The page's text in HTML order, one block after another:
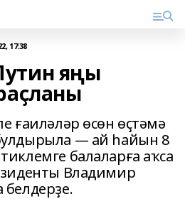
17:38
яңы
ғаиләләр өсөн өҫтәмә
— ай һайын 8
балаларға аҡса
Владимир